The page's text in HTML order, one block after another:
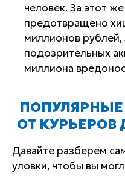
человек. За этот
предотвращено
миллионов
подозрительных
миллиона
ОТ КУРЬЕРОВ
Давайте разберем
уловки, чтобы вы